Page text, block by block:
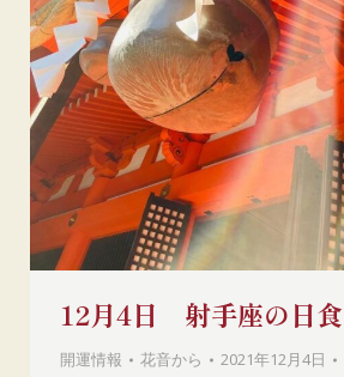
12月4日 射手座の日
開運情報 花音から 2021年12月4日